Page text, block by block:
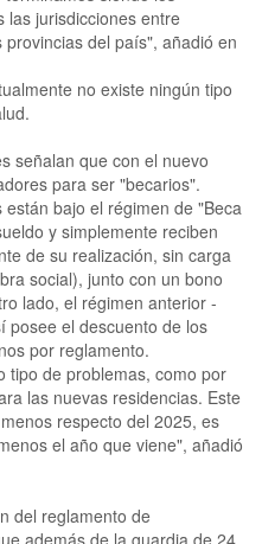
las jurisdicciones entre
del país", añadió en
no existe ningún tipo
señalan que con el nuevo
para ser "becarios".
bajo el régimen de "Beca
y simplemente reciben
de su realización, sin carga
social), junto con un bono
lado, el régimen anterior -
posee el descuento de los
por reglamento.
tipo de problemas, como por
las nuevas residencias. Este
respecto del 2025, es
el año que viene", añadió
del reglamento de
además de la guardia de 24